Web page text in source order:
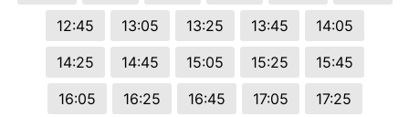
12:45
13:05 13:25 13:45
14:05
14:25
14:45 15:05 15:25
15:45
16:05
16:25 16:45 17:05
17:25